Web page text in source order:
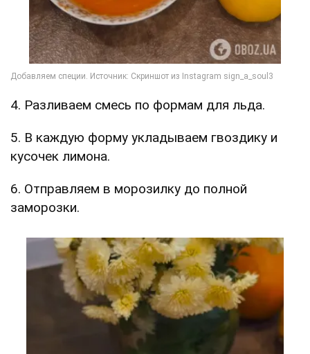
4. Разливаем смесь по формам для льда.
5. В каждую форму укладываем гвоздику и
кусочек лимона.
6. Отправляем в морозилку до полной
заморозки.